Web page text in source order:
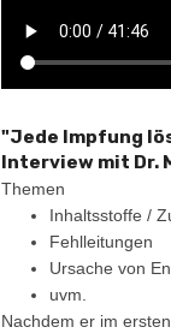
"Jede Impfung
Interview mit Dr.
Themen
Inhaltsstoffe /
Fehlleitungen
Ursache von
uvm.
Nachdem er im